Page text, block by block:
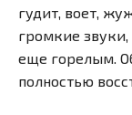
гудит, воет,
громкие звуки,
еще горелым.
полностью